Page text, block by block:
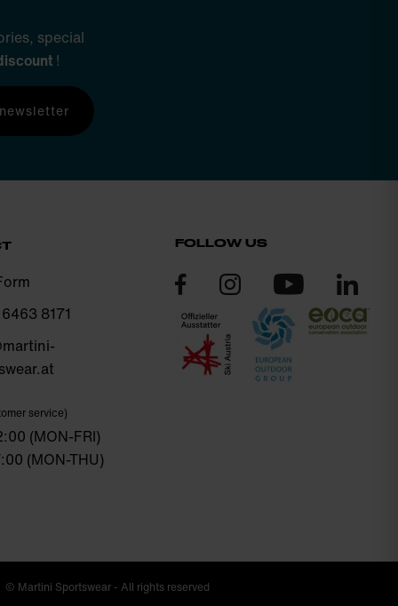
special
!
8171
service)
(MON-FRI)
(MON-THU)
FOLLOW US
© Martini Sportswear - All rights reserved